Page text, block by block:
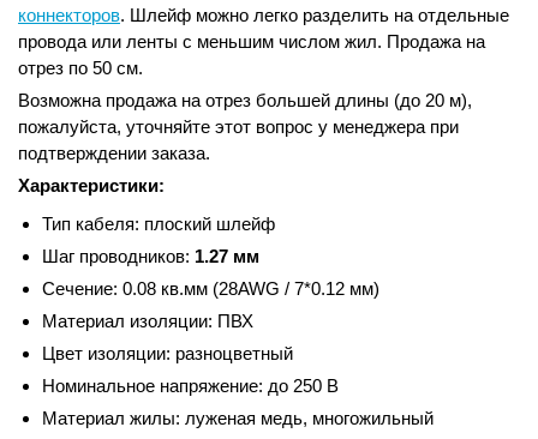
коннекторов. Шлейф можно легко разделить на отдельные
провода или ленты с меньшим числом жил. Продажа на
отрез по 50 см.
Возможна продажа на отрез большей длины (до 20 м),
пожалуйста, уточняйте этот вопрос у менеджера при
подтверждении заказа.
Характеристики:
Тип кабеля: плоский шлейф
Шаг проводников: 1.27 мм
Сечение: 0.08 кв.мм (28AWG / 7*0.12 мм)
Материал изоляции: ПВХ
Цвет изоляции: разноцветный
Номинальное напряжение: до 250 В
Материал жилы: луженая медь, многожильный